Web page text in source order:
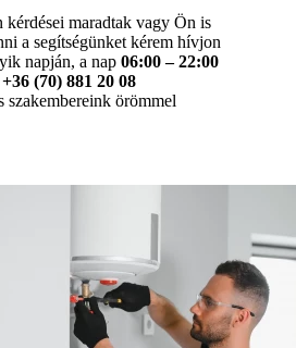
kérdései maradtak vagy Ön is
a segítségünket kérem hívjon
napján, a nap 06:00 – 22:00
+36 (70) 881 20 08
szakembereink örömmel